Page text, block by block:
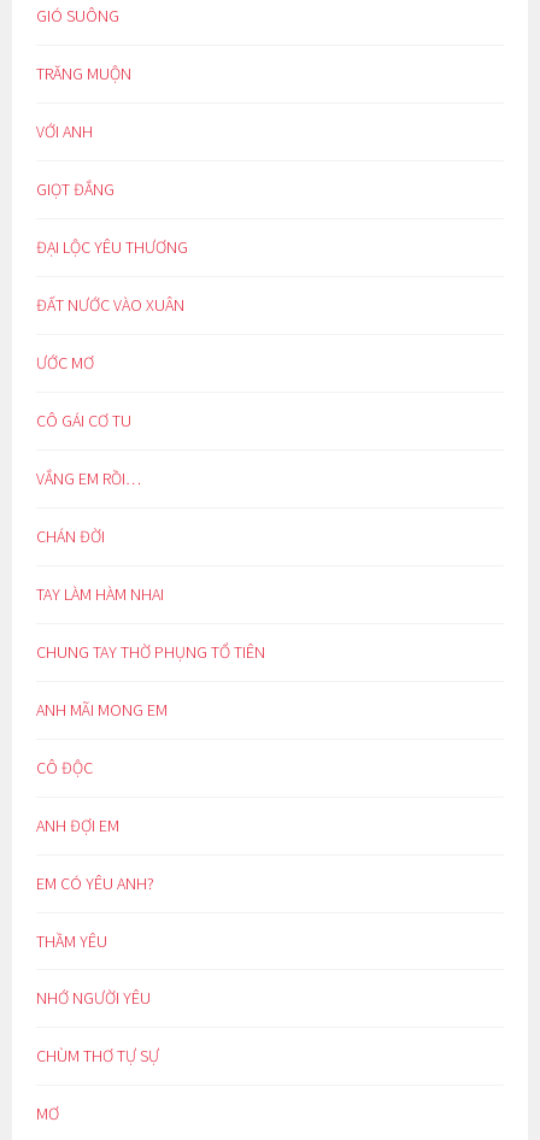
GIÓ SUÔNG
TRĂNG MUỘN
VỚI ANH
GIỌT ĐẮNG
ĐẠI LỘC YÊU THƯƠNG
ĐẤT NƯỚC VÀO XUÂN
ƯỚC MƠ
CÔ GÁI CƠ TU
VẮNG EM RỒI…
CHÁN ĐỜI
TAY LÀM HÀM NHAI
CHUNG TAY THỜ PHỤNG TỔ TIÊN
ANH MÃI MONG EM
CÔ ĐỘC
ANH ĐỢI EM
EM CÓ YÊU ANH?
THẦM YÊU
NHỚ NGƯỜI YÊU
CHÙM THƠ TỰ SỰ
MƠ